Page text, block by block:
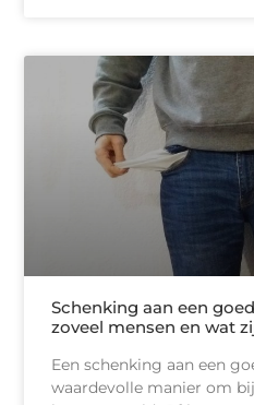
Schenking aan een
zoveel mensen en wat
Een schenking aan een
waardevolle manier om